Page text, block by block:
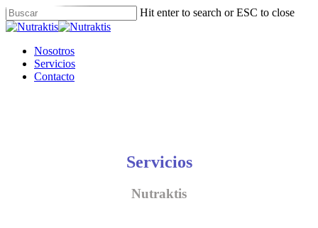
Skip
to
content
Hit enter to search or ESC to close
Close
Menu
Nosotros
Servicios
Contacto
Servicios
Nutraktis